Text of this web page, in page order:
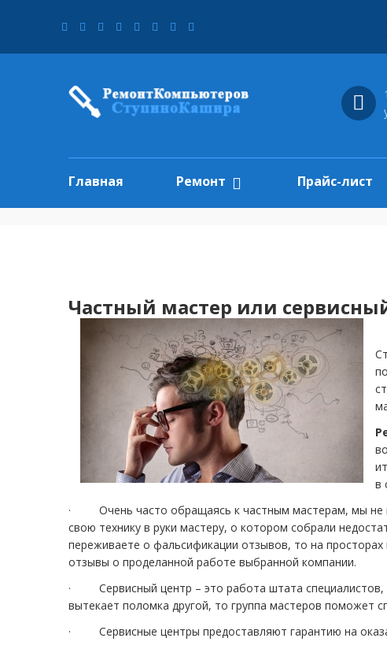
Главная Ремонт Прайс-лист
Частный мастер или
в
· Очень часто обращаясь к частным мастерам, мы не
свою технику в руки мастеру, о котором собрали
переживаете о фальсификации отзывов, то на
отзывы о проделанной работе выбранной компании.
· Сервисный центр – это работа штата специалистов,
вытекает поломка другой, то группа мастеров поможет
· Сервисные центры предоставляют гарантию на